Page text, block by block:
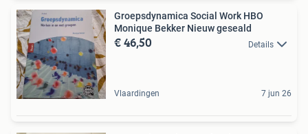
Groepsdynamica Social Work HBO
Monique Bekker Nieuw geseald
€ 46,50 Details
Vlaardingen 7 jun 26